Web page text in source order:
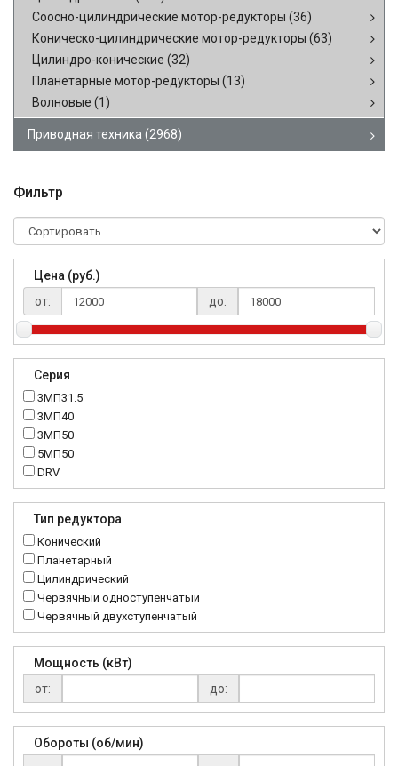
Соосно-цилиндрические мотор-редукторы (36)
Коническо-цилиндрические мотор-редукторы (63)
Цилиндро-конические (32)
Планетарные мотор-редукторы (13)
Волновые (1)
Приводная техника (2968)
Фильтр
Цена (руб.)
от:
до:
Серия
3МП31.5
3МП40
3МП50
5МП50
DRV
K..DR
MTC
NMRV
RC
Тип редуктора
Конический
Планетарный
Цилиндрический
Червячный одноступенчатый
Червячный двухступенчатый
Мощность (кВт)
от:
до:
Обороты (об/мин)